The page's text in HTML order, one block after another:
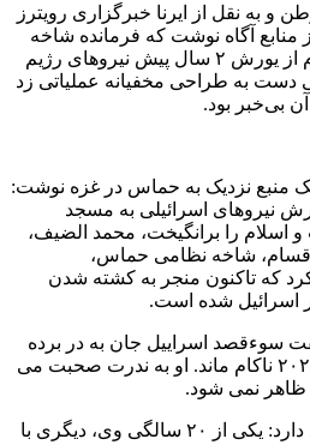
و به نقل از ایرنا خبرگزاری رویترز
آگاه نوشت که فرمانده شاخه
نظامی حماس با انگیزه انتقام از یورش ۲ سال پیش نیروهای رژیم
دست به طراحی مخفیانه عملیاتی زد
بی‌خبر بود.
یک منبع نزدیک به حماس در غزه نوشت:
و پس از یورش نیروهای اسرائیلی به مسجد
را برانگیخت، محمد الضیف،
قسام، شاخه نظامی حماس،
کرد که تاکنون منجر به کشته شدن
سوءقصد اسراییل جان به در برده
که آخرین مورد آن در سال ۲۰۲۱ ناکام ماند. او به ندرت صحبت می
ظاهر نمی شود.
تنها سه تصویر از ضیف وجود دارد: یکی از ۲۰ سالگی وی، دیگری با